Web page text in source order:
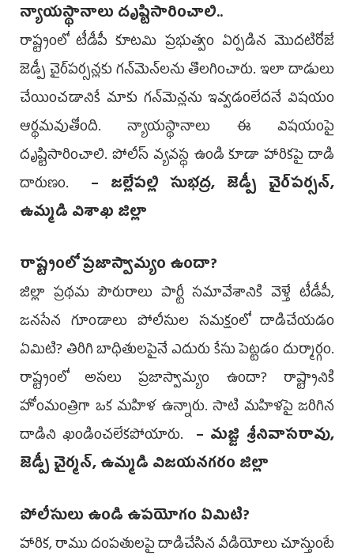
న్యాయస్థానాలు దృష్టిసారించాలి..
రాష్ట్రంలో టీడీపీ కూటమి ప్రభుత్వం ఏర్పడిన మొదటిరోజే
జెడ్పీ చైర్‌పర్సన్లకు గన్‌మెన్‌లను తొలగించారు. ఇలా దాడులు
చేయించడానికే మాకు గన్‌మెన్లను ఇవ్వడంలేదనే విషయం
ఆర్థమవుతోంది. న్యాయస్థానాలు ఈ విషయంపై
దృష్టిసారించాలి. పోలీస్‌ వ్యవస్థ ఉండి కూడా హారికపై దాడి
దారుణం. – జల్లేపల్లి సుభద్ర, జెడ్పీ చైర్‌పర్సన్,
ఉమ్మడి విశాఖ జిల్లా
రాష్ట్రంలో ప్రజాస్వామ్యం ఉందా?
జిల్లా ప్రథమ పౌరురాలు పార్టీ సమావేశానికి వెళ్తే టీడీపీ,
జనసేన గూండాలు పోలీసుల సమక్షంలో దాడిచేయడం
ఏమిటి? తిరిగి బాధితులపైనే ఎదురు కేసు పెట్టడం దుర్మార్గం.
రాష్ట్రంలో అసలు ప్రజాస్వామ్యం ఉందా? రాష్ట్రానికి
హోంమంత్రిగా ఒక మహిళ ఉన్నారు. సాటి మహిళపై జరిగిన
దాడిని ఖండించలేకపోయారు. – మజ్జి శ్రీనివాసరావు,
జెడ్పీ చైర్మన్, ఉమ్మడి విజయనగరం జిల్లా
పోలీసులు ఉండి ఉపయోగం ఏమిటి?
హారిక, రాము దంపతులపై దాడిచేసిన వీడియోలు చూస్తుంటే